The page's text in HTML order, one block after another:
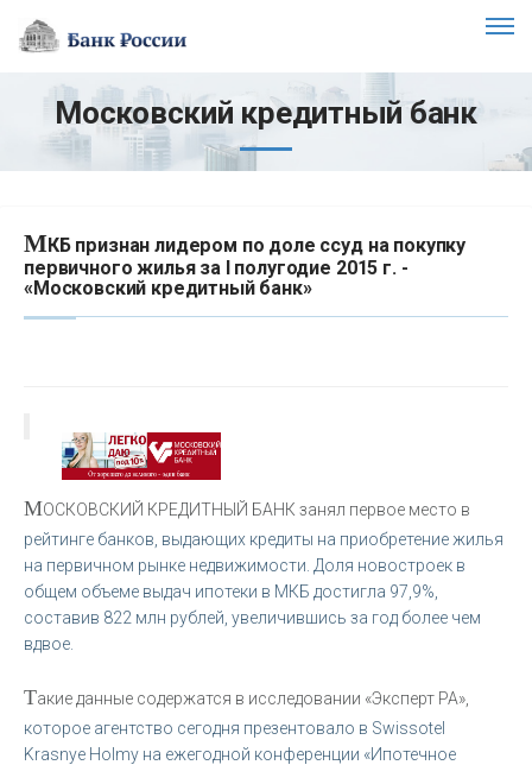
Московский кредитный банк
МКБ признан лидером по доле ссуд на покупку
первичного жилья за I полугодие 2015 г. -
«Московский кредитный банк»
МОСКОВСКИЙ КРЕДИТНЫЙ БАНК занял первое место в
рейтинге банков, выдающих кредиты на приобретение жилья
на первичном рынке недвижимости. Доля новостроек в
общем объеме выдач ипотеки в МКБ достигла 97,9%,
составив 822 млн рублей, увеличившись за год более чем
вдвое.
Такие данные содержатся в исследовании «Эксперт РА»,
которое агентство сегодня презентовало в Swissotel
Krasnye Holmy на ежегодной конференции «Ипотечное